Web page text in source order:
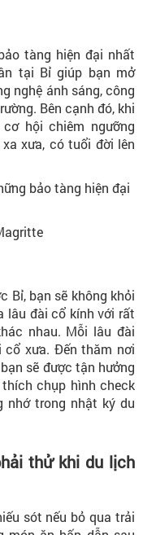
tàng hiện đại nhất
tại Bỉ giúp bạn mở
nghệ ánh sáng, công
Bên cạnh đó, khi
hội chiêm ngưỡng
xưa, có tuổi đời lên
Bỉ, bạn sẽ không khỏi
lâu đài cổ kính với rất
nhau. Mỗi lâu đài
cổ xưa. Đến thăm nơi
sẽ được tận hưởng
chụp hình check
nhớ trong nhật ký du
thử khi du lịch
sót nếu bỏ qua trải